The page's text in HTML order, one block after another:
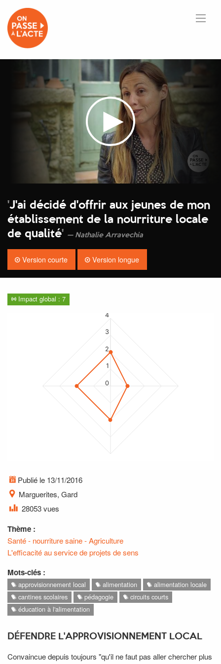
'J'ai décidé d'offrir aux jeunes de mon
établissement de la nourriture locale
de qualité' Nathalie Arravechia
Version courte Version longue
Impact global : 7
0
1
2
3
4
Publié le 13/11/2016
Marguerites, Gard
28053 vues
Thème :
Santé - nourriture saine - Agriculture
L'efficacité au service de projets de sens
Mots-clés :
approvisionnement local alimentation
alimentation locale
cantines scolaires
pédagogie
circuits courts
éducation à l'alimentation
DÉFENDRE L'APPROVISIONNEMENT LOCAL
Convaincue depuis toujours "qu'il ne faut pas aller chercher plus